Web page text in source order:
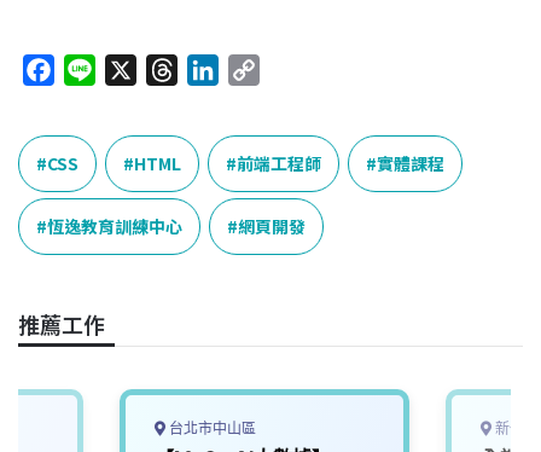
c
e
b
o
o
e
r
e
a
d
s
n
k
e
d
I
p
y
L
i
n
CSS HTML 前端工程師 實體課程
恆逸教育訓練中心 網頁開發
推薦工作
台北市中山區 新竹